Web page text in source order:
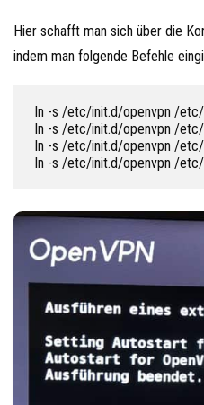
Hier schafft man sich über die
indem man folgende Befehle
ln -s /etc/init.d/openvpn /
ln -s /etc/init.d/openvpn /
ln -s /etc/init.d/openvpn /
ln -s /etc/init.d/openvpn /